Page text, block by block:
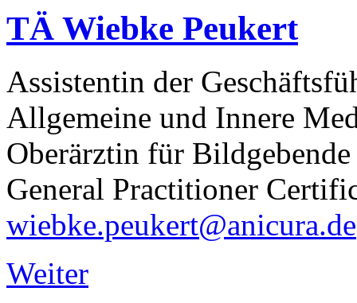
TÄ Wiebke Peukert
Assistentin der
Allgemeine und Innere
Oberärztin für
General Practitioner
wiebke.peukert@anicura.de
Weiter